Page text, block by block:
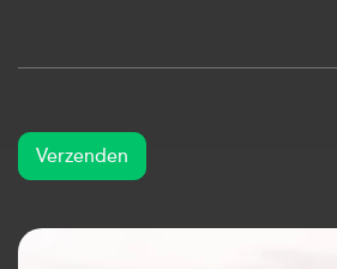
Verzenden